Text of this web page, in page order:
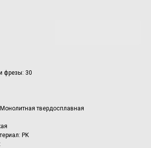
фрезы: 30
твердосплавная
PK